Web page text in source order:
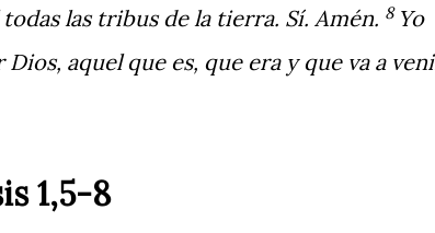
las tribus de la tierra. Sí. Amén. 8 Yo
aquel que es, que era y que va a
1,5-8